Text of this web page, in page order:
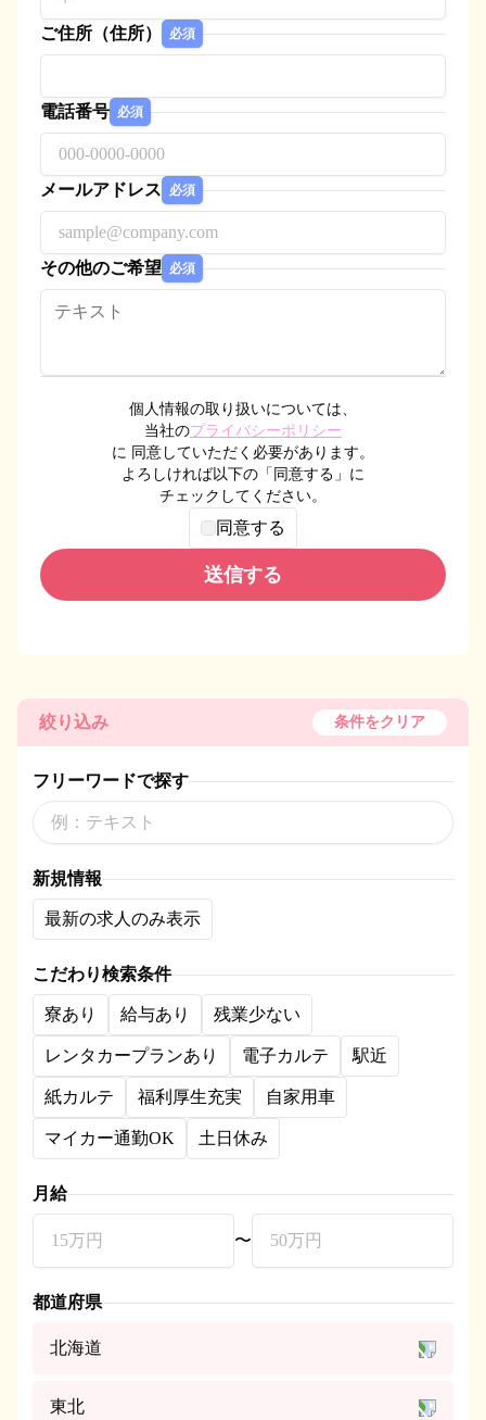
ご住所（住所） 必須
電話番号 必須
メールアドレス 必須
その他のご希望 必須
個人情報の取り扱いについては、
当社のプライバシーポリシー
に 同意していただく必要があります。
よろしければ以下の「同意する」に
チェックしてください。
同意する
送信する
絞り込み 条件をクリア
フリーワードで探す
新規情報
最新の求人のみ表示
こだわり検索条件
寮あり 給与あり 残業少ない
レンタカープランあり 電子カルテ 駅近
紙カルテ 福利厚生充実 自家用車
マイカー通勤OK 土日休み
月給
〜
都道府県
北海道
東北